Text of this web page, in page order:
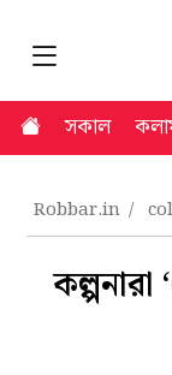
সকাল
Robbar.in
কল্পনারা